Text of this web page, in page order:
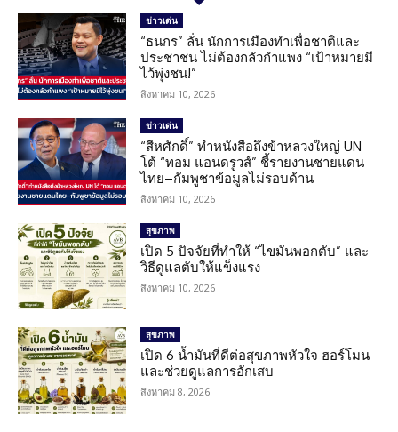
ข่าวเด่น
“ธนกร” ลั่น นักการเมืองทำเพื่อชาติและ
ประชาชน ไม่ต้องกลัวกำแพง “เป้าหมายมี
ไว้พุ่งชน!”
สิงหาคม 10, 2026
ข่าวเด่น
“สีหศักดิ์” ทำหนังสือถึงข้าหลวงใหญ่ UN
โต้ “ทอม แอนดรูวส์” ชี้รายงานชายแดน
ไทย–กัมพูชาข้อมูลไม่รอบด้าน
สิงหาคม 10, 2026
สุขภาพ
เปิด 5 ปัจจัยที่ทำให้ “ไขมันพอกตับ” และ
วิธีดูแลตับให้แข็งแรง
สิงหาคม 10, 2026
สุขภาพ
เปิด 6 น้ำมันที่ดีต่อสุขภาพหัวใจ ฮอร์โมน
และช่วยดูแลการอักเสบ
สิงหาคม 8, 2026